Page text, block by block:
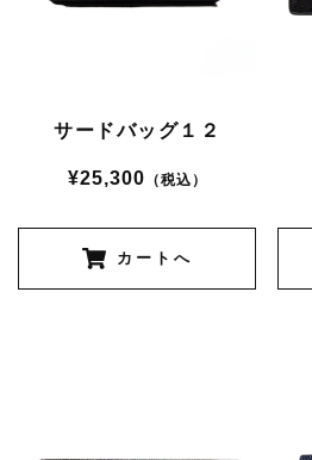
サードバッグ１２
¥25,300 （税込）
カートへ